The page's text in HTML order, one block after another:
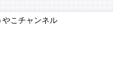
こチャンネル